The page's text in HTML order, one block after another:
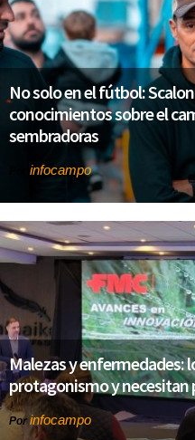
No solo en el fútbol:
conocimientos sobre el
sembradoras
infocampo
Malezas y enfermedades:
protagonismo y necesitan
Por infocampo